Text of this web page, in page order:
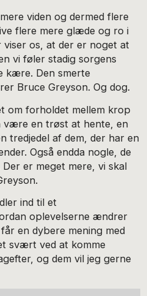
viden og dermed flere
flere mere glæde og ro i
os, at der er noget at
vi føler stadig sorgens
kære. Den smerte
Bruce Greyson. Og dog.
om forholdet mellem krop
være en trøst at hente, en
tredjedel af dem, der har en
Også endda nogle, de
er meget mere, vi skal
ind til et
oplevelserne ændrer
en dybere mening med
svært ved at komme
og dem vil jeg gerne